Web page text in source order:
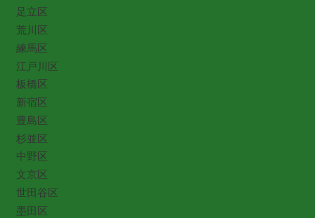
足立区
荒川区
練馬区
江戸川区
板橋区
新宿区
豊島区
杉並区
中野区
文京区
世田谷区
墨田区